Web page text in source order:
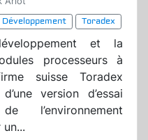
Développement
Toradex
et la
processeurs à
suisse Toradex
version d’essai
l’environnement